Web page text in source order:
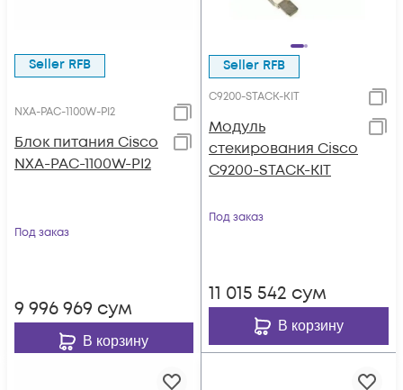
Seller RFB
NXA-PAC-1100W-PI2
Блок питания Cisco
NXA-PAC-1100W-PI2
Под заказ
9 996 969 сум
В корзину
Seller RFB
C9200-STACK-KIT
Модуль
стекирования Cisco
C9200-STACK-KIT
Под заказ
11 015 542 сум
В корзину